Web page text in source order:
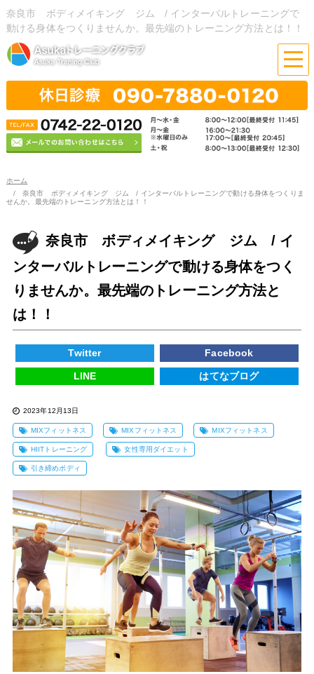
奈良市 ボディメイキング ジム / インターバルトレーニングで
動ける身体をつくりませんか。最先端のトレーニング方法とは！！
ホーム
奈良市 ボディメイキング ジム / インターバルトレーニングで動ける身体をつくりま
せんか。最先端のトレーニング方法とは！！
奈良市 ボディメイキング ジム / イ
ンターバルトレーニングで動ける身体をつく
りませんか。最先端のトレーニング方法と
は！！
Twitter Facebook
LINE はてなブログ
2023年12月13日
MIXフィットネス MIXフィットネス MIXフィットネス
HIITトレーニング 女性専用ダイエット
引き締めボディ